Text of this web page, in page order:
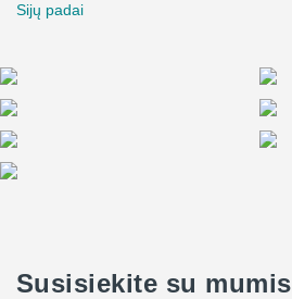
Sijų padai
Susisiekite su mumis